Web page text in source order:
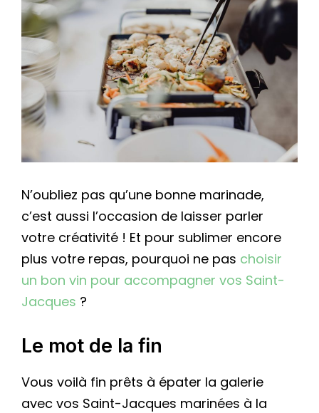
N’oubliez pas qu’une bonne marinade,
c’est aussi l’occasion de laisser parler
votre créativité ! Et pour sublimer encore
plus votre repas, pourquoi ne pas choisir
un bon vin pour accompagner vos Saint-
Jacques ?
Le mot de la fin
Vous voilà fin prêts à épater la galerie
avec vos Saint-Jacques marinées à la